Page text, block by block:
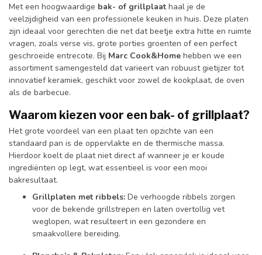
Met een hoogwaardige bak- of grillplaat haal je de
veelzijdigheid van een professionele keuken in huis. Deze platen
zijn ideaal voor gerechten die net dat beetje extra hitte en ruimte
vragen, zoals verse vis, grote porties groenten of een perfect
geschroeide entrecote. Bij Marc Cook&Home hebben we een
assortiment samengesteld dat varieert van robuust gietijzer tot
innovatief keramiek, geschikt voor zowel de kookplaat, de oven
als de barbecue.
Waarom kiezen voor een bak- of grillplaat?
Het grote voordeel van een plaat ten opzichte van een
standaard pan is de oppervlakte en de thermische massa.
Hierdoor koelt de plaat niet direct af wanneer je er koude
ingrediënten op legt, wat essentieel is voor een mooi
bakresultaat.
Grillplaten met ribbels: De verhoogde ribbels zorgen
voor de bekende grillstrepen en laten overtollig vet
weglopen, wat resulteert in een gezondere en
smaakvollere bereiding.